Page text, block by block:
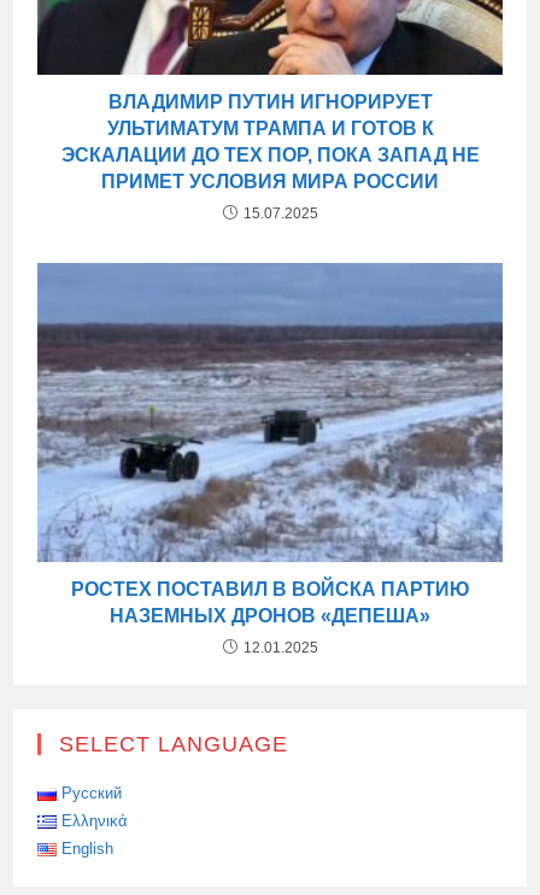
ВЛАДИМИР ПУТИН ИГНОРИРУЕТ
УЛЬТИМАТУМ ТРАМПА И ГОТОВ К
ЭСКАЛАЦИИ ДО ТЕХ ПОР, ПОКА ЗАПАД НЕ
ПРИМЕТ УСЛОВИЯ МИРА РОССИИ
15.07.2025
РОСТЕХ ПОСТАВИЛ В ВОЙСКА ПАРТИЮ
НАЗЕМНЫХ ДРОНОВ «ДЕПЕША»
12.01.2025
SELECT LANGUAGE
Русский
Ελληνικά
English